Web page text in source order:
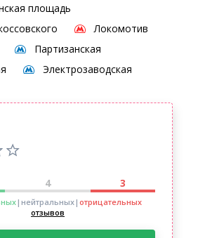
площадь
Локомотив
Партизанская
Электрозаводская
4 3
|нейтральных| отрицательных
отзывов